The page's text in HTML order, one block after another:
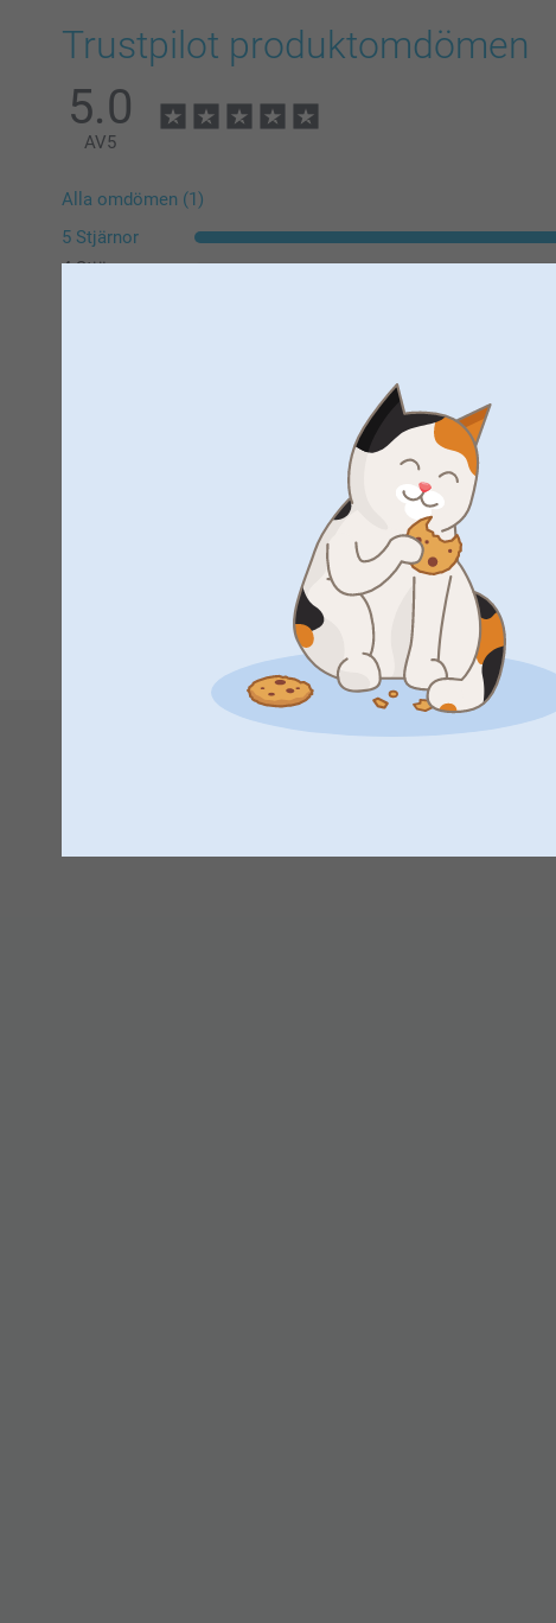
Trustpilot produktomdömen
5.0
AV5
Alla omdömen (1)
5 Stjärnor
4 Stjärnor
Så härligt att läsa, tack för ditt fina omdöme. Det ska
valda fotoprodukter - med ett fint resultat. Vi är glada
1